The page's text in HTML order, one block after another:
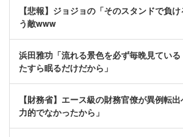
【悲報】ジョジョの「そのスタンドで負
う敵www
浜田雅功「流れる景色を必ず毎晩見てい
たすら眠るだけだから」
【財務省】エース級の財務官僚が異例転
力的でなかったから」